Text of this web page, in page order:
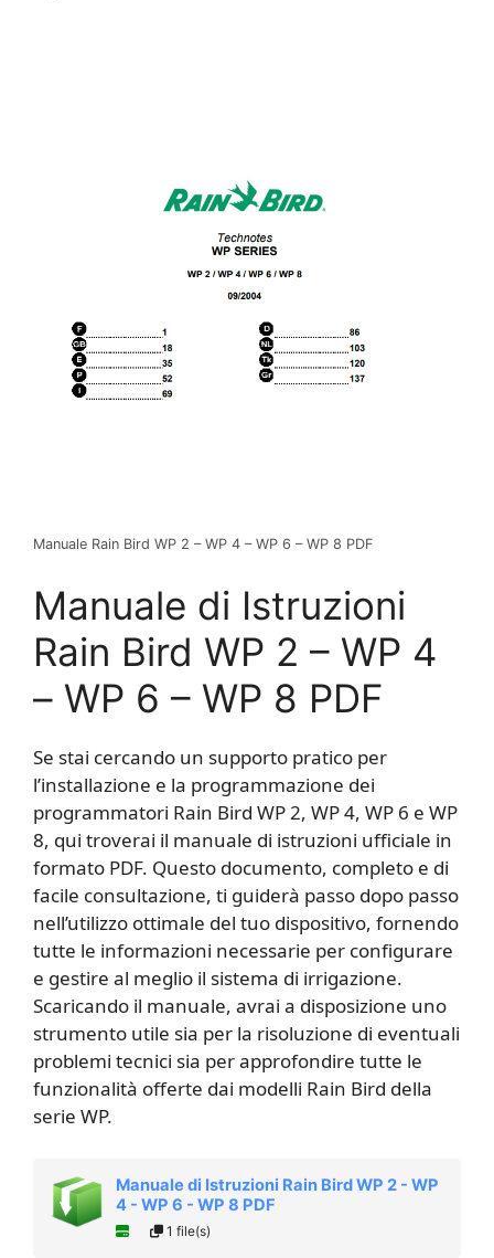
Manuale Rain Bird WP 2 – WP 4 – WP 6 – WP 8 PDF
Manuale di Istruzioni
Rain Bird WP 2 – WP 4
– WP 6 – WP 8 PDF
Se stai cercando un supporto pratico per
l’installazione e la programmazione dei
programmatori Rain Bird WP 2, WP 4, WP 6 e WP
8, qui troverai il manuale di istruzioni ufficiale in
formato PDF. Questo documento, completo e di
facile consultazione, ti guiderà passo dopo passo
nell’utilizzo ottimale del tuo dispositivo, fornendo
tutte le informazioni necessarie per configurare
e gestire al meglio il sistema di irrigazione.
Scaricando il manuale, avrai a disposizione uno
strumento utile sia per la risoluzione di eventuali
problemi tecnici sia per approfondire tutte le
funzionalità offerte dai modelli Rain Bird della
serie WP.
Manuale di Istruzioni Rain Bird WP 2 - WP
4 - WP 6 - WP 8 PDF
1 file(s)